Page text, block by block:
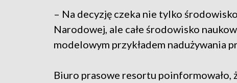
– Na decyzję czeka nie tylko
Narodowej, ale całe środowisko
modelowym przykładem nadużywania
Biuro prasowe resortu poinformowało,